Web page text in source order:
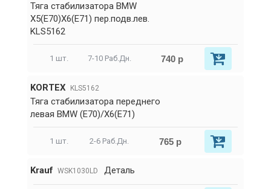
Тяга стабилизатора BMW
X5(E70)X6(E71) пер.подв.лев.
KLS5162
1 шт. 7-10 Раб.Дн. 740 р
KORTEX KLS5162
Тяга стабилизатора переднего
левая BMW (E70)/X6(E71)
1 шт. 2-6 Раб.Дн. 765 р
Krauf WSK1030LD Деталь